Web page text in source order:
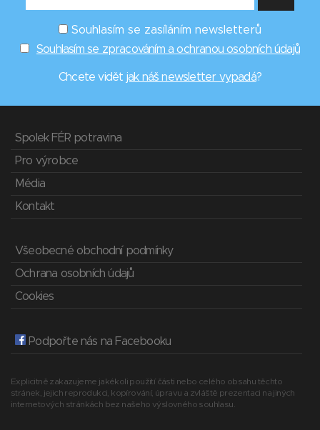
Souhlasím se zasíláním newsletterů
Souhlasím se zpracováním a ochranou osobních údajů
Chcete vidět jak náš newsletter vypadá?
Spolek FÉR potravina
Pro výrobce
Média
Kontakt
Všeobecné obchodní podmínky
Ochrana osobních údajů
Cookies
Podpořte nás na Facebooku
Explicitně zakazujeme jakékoli použití části nebo celého obsahu těchto
stránek, jejich reprodukci, kopírování, úpravu a zvláště prezentaci na jiných
internetových stránkách bez našeho výslovného souhlasu.